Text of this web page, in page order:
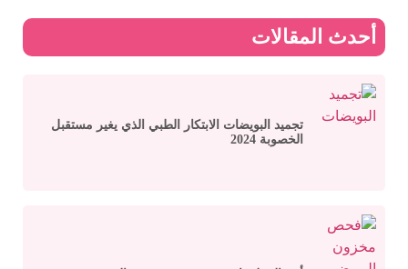
أحدث المقالات
تجميد البويضات الابتكار الطبي الذي يغير مستقبل
الخصوبة 2024